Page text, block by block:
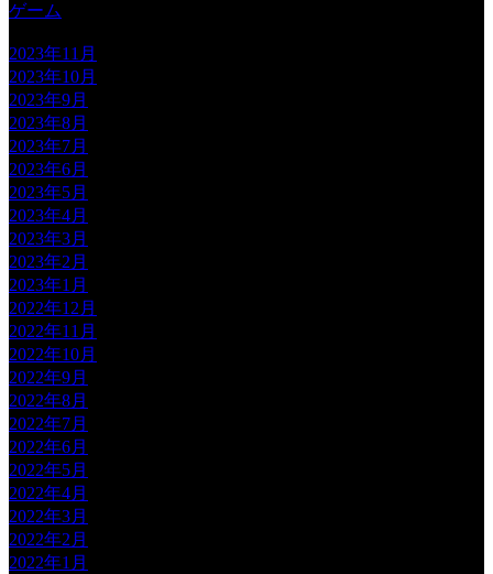
ゲーム
2023年11月
2023年10月
2023年9月
2023年8月
2023年7月
2023年6月
2023年5月
2023年4月
2023年3月
2023年2月
2023年1月
2022年12月
2022年11月
2022年10月
2022年9月
2022年8月
2022年7月
2022年6月
2022年5月
2022年4月
2022年3月
2022年2月
2022年1月